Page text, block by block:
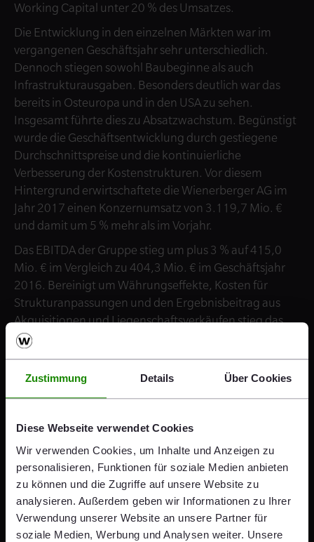
Zustimmung Details Über Cookies
Diese Webseite verwendet Cookies
Wir verwenden Cookies, um Inhalte und Anzeigen zu
personalisieren, Funktionen für soziale Medien anbieten
zu können und die Zugriffe auf unsere Website zu
analysieren. Außerdem geben wir Informationen zu Ihrer
Verwendung unserer Website an unsere Partner für
soziale Medien, Werbung und Analysen weiter. Unsere
Working Capital unter 20 % des Umsatzes.
Die Entwicklung in den einzelnen Märkten war im
vergangenen Geschäftsjahr sehr unterschiedlich.
Dennoch stiegen sowohl Baubeginne als auch
Infrastrukturausgaben. Besonders deutlich war das
bereits in Osteuropa und in den USA zu sehen.
Insgesamt führte dies zu Absatzwachstum. Begünstigt
wurde die Geschäftsentwicklung durch gestiegene
Durchschnittspreise und die kontinuierliche
Verbesserung der Kostenstrukturen. Vor diesem
Hintergrund erwirtschaftete die Wienerberger AG im
Jahr 2017 einen Konzernumsatz von 3.119,7 Mio. €
und damit um 5 % mehr als im Vorjahr.
Das EBITDA der Gruppe stieg um plus 3 % auf 415,0
Mio. € im Vergleich zu 404,3 Mio. € im Geschäftsjahr
2016. Bereinigt um Währungseffekte, Kosten für
Strukturanpassungen und den Ergebnisbeitrag aus
Akquisitionen und Liegenschaftsverkäufen stieg das
EBITDA organisch um 7 % auf 407,9 Mio. €.
Der Nettogewinn konnte in der Berichtsperiode
deutlich von 82,0 Mio. € auf 123,2 Mio. € erhöht
werden – das entspricht einem Anstieg von 50 %.
Unser Ziel ist es, Wert für unsere
Aktionäre zu schaffen. Die